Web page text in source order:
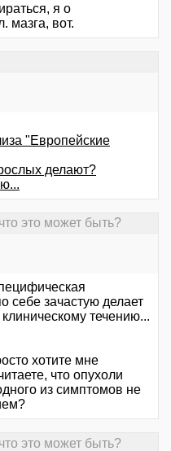
я о
мазга, вот.
"Европейские
делают?
это может быть?
себе зачастую делает
течению...
хотите мне
что опухоли
из симптомов не
это может быть?